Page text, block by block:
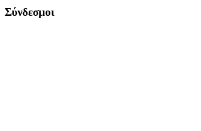
Σύνδεσμοι